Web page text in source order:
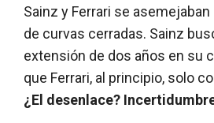
Sainz y Ferrari se
de curvas cerradas. Sainz
extensión de dos años en su
que Ferrari, al principio, solo
¿El desenlace?